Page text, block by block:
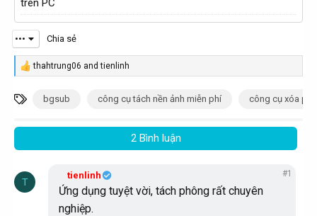
trên PC
••• Chia sẻ
R
a
c
i
n
:
thahtrung06 andtienlinh
T
h
ó
a
bgsub công cụ tách nền ảnh miễn phí công cụ xóa
2 Bình luận
T
tienlinh #1
Ứng dụng tuyệt vời, tách phông rất chuyên
nghiệp.